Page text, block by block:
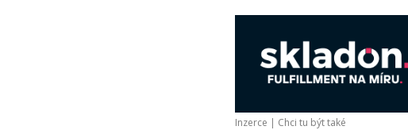
Inzerce | Chci tu být také